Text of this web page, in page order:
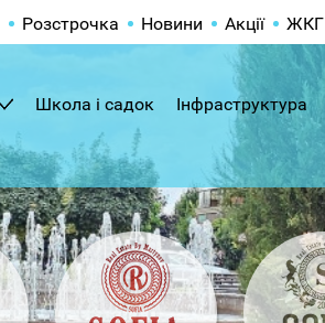
Розстрочка Новини Акції ЖКГ
Школа і садок Інфраструктура